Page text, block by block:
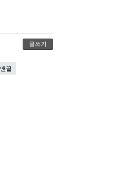
글쓰기
맨끝